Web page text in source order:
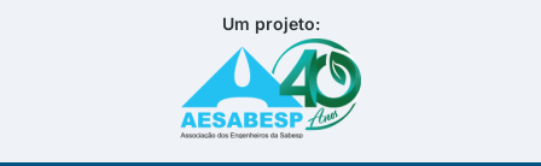
Um projeto: